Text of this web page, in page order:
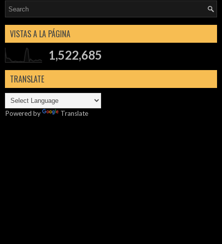
VISTAS A LA PÁGINA
1,522,685
TRANSLATE
Powered by Translate